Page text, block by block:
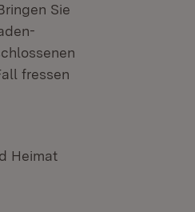
Sie
fressen
Heimat